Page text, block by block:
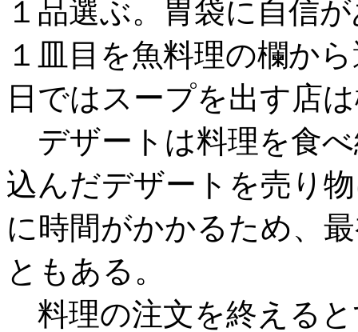
１品選ぶ。胃袋に自信
１皿目を魚料理の欄か
日ではスープを出す店
デザートは料理を食
込んだデザートを売り
に時間がかかるため、
ともある。
料理の注文を終える